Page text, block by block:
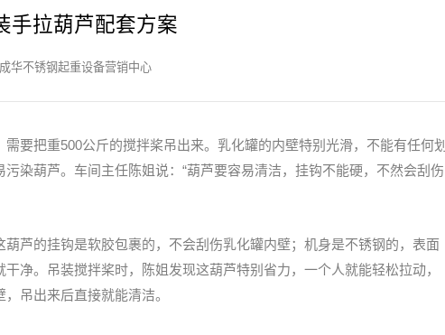
手拉葫芦配套方案
华不锈钢起重设备营销中心
要把重500公斤的搅拌桨吊出来。乳化罐的内壁特别光滑，不能有任何划
染葫芦。车间主任陈姐说：“葫芦要容易清洁，挂钩不能硬，不然会刮伤
芦的挂钩是软胶包裹的，不会刮伤乳化罐内壁；机身是不锈钢的，表面
净。吊装搅拌桨时，陈姐发现这葫芦特别省力，一个人就能轻松拉动，
吊出来后直接就能清洁。